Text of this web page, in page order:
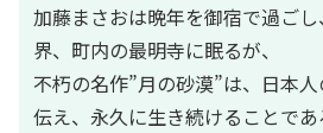
加藤まさおは晩年を御宿で過ご
界、町内の最明寺に眠るが、
不朽の名作”月の砂漠”は、日本
伝え、永久に生き続けることであ